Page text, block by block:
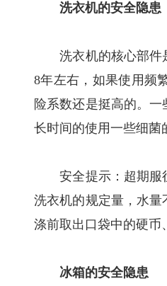
洗衣机的安全隐患
洗衣机的核心部件是
8年左右，如果使用频
险系数还是挺高的。
长时间的使用一些细菌
安全提示：超期服役
洗衣机的规定量，水
涤前取出口袋中的硬币
冰箱的安全隐患